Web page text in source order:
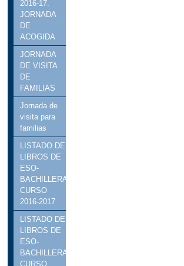
2016-17.
JORNADA
DE
ACOGIDA
JORNADA
DE VISITA
DE
FAMILIAS
Jornada de
visita para
familias
LISTADO DE
LIBROS DE
ESO-
BACHILLERATO
CURSO
2016-2017
LISTADO DE
LIBROS DE
ESO-
BACHILLERATO
CURSO